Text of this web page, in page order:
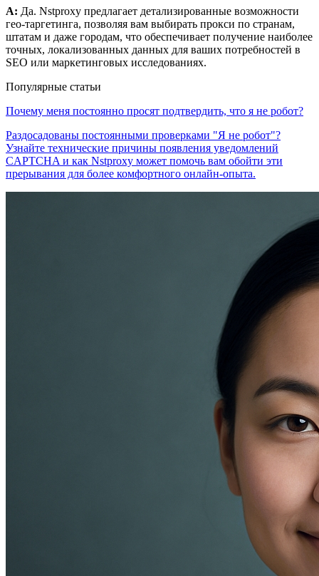
A: Да. Nstproxy предлагает детализированные возможности
гео-таргетинга, позволяя вам выбирать прокси по странам,
штатам и даже городам, что обеспечивает получение наиболее
точных, локализованных данных для ваших потребностей в
SEO или маркетинговых исследованиях.
Популярные статьи
Почему меня постоянно просят подтвердить, что я не робот?
Раздосадованы постоянными проверками "Я не робот"?
Узнайте технические причины появления уведомлений
CAPTCHA и как Nstproxy может помочь вам обойти эти
прерывания для более комфортного онлайн-опыта.